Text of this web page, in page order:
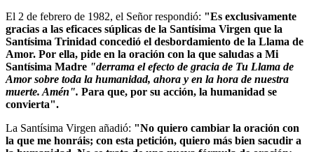
El 2 de febrero de 1982, el Señor respondió: "Es exclusivamente
gracias a las eficaces súplicas de la Santísima Virgen que la
Santísima Trinidad concedió el desbordamiento de la Llama de
Amor. Por ella, pide en la oración con la que saludas a Mi
Santísima Madre "derrama el efecto de gracia de Tu Llama de
Amor sobre toda la humanidad, ahora y en la hora de nuestra
muerte. Amén". Para que, por su acción, la humanidad se
convierta".
La Santísima Virgen añadió: "No quiero cambiar la oración con
la que me honráis; con esta petición, quiero más bien sacudir a